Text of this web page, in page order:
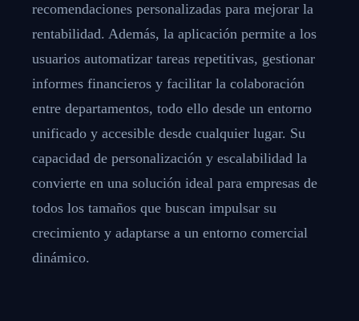
recomendaciones personalizadas para mejorar la
rentabilidad. Además, la aplicación permite a los
usuarios automatizar tareas repetitivas, gestionar
informes financieros y facilitar la colaboración
entre departamentos, todo ello desde un entorno
unificado y accesible desde cualquier lugar. Su
capacidad de personalización y escalabilidad la
convierte en una solución ideal para empresas de
todos los tamaños que buscan impulsar su
crecimiento y adaptarse a un entorno comercial
dinámico.